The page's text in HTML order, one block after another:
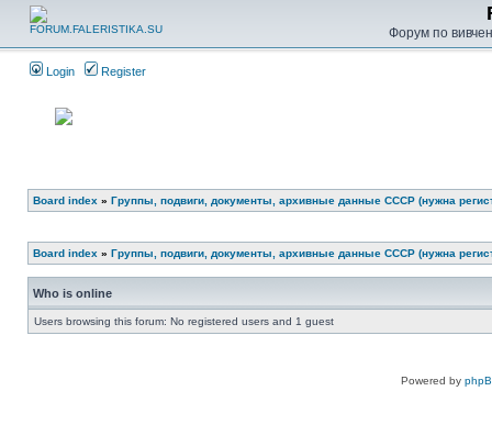
Форум по
Login Register
Board index » Группы, подвиги, документы, архивные данные СССР (нужна
Board index » Группы, подвиги, документы, архивные данные СССР (нужна
Who is online
Users browsing this forum: No registered users and 1 guest
Powered by